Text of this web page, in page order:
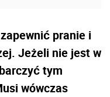
pranie i
Jeżeli nie jest w
tym
wówczas